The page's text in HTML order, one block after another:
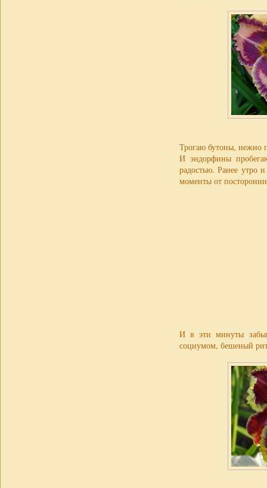
Трогаю бутоны, нежно
И эндорфины
радостью. Ранее утро
моменты от
И в эти минуты
социумом, бешеный